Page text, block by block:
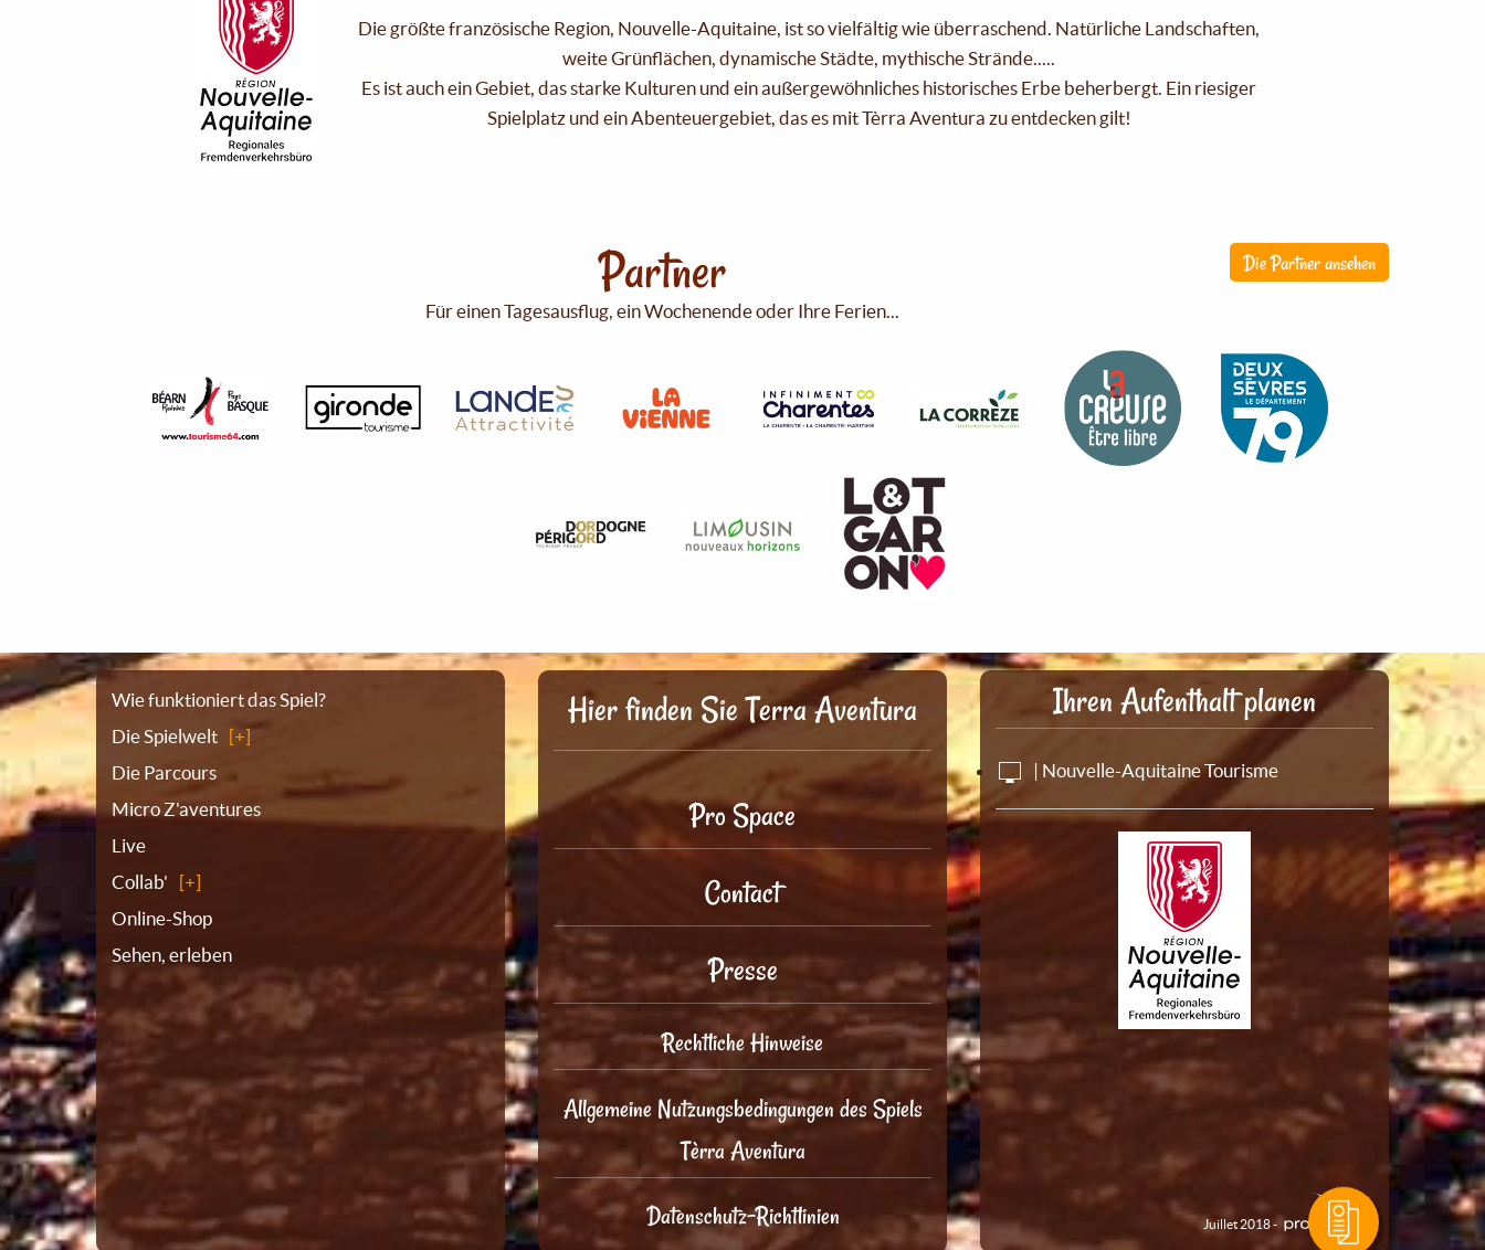
Die größte französische Region, Nouvelle-Aquitaine, ist so vielfältig wie überraschend. Natürliche Landschaften,
weite Grünflächen, dynamische Städte, mythische Strände.....
Es ist auch ein Gebiet, das starke Kulturen und ein außergewöhnliches historisches Erbe beherbergt. Ein riesiger
Spielplatz und ein Abenteuergebiet, das es mit Tèrra Aventura zu entdecken gilt!
Die Partner ansehen
Partner
Für einen Tagesausflug, ein Wochenende oder Ihre Ferien...
Sitemap
Wie funktioniert das Spiel?
Die Spielwelt
Die Parcours
Micro Z'aventures
Live
Collab'
Online-Shop
Sehen, erleben
Hier finden Sie Terra Aventura
Pro Space
Contact
Presse
Rechtliche Hinweise
Allgemeine Nutzungsbedingungen des Spiels
Tèrra Aventura
Datenschutz-Richtlinien
Ihren Aufenthalt planen
| Nouvelle-Aquitaine Tourisme
Juillet 2018 -